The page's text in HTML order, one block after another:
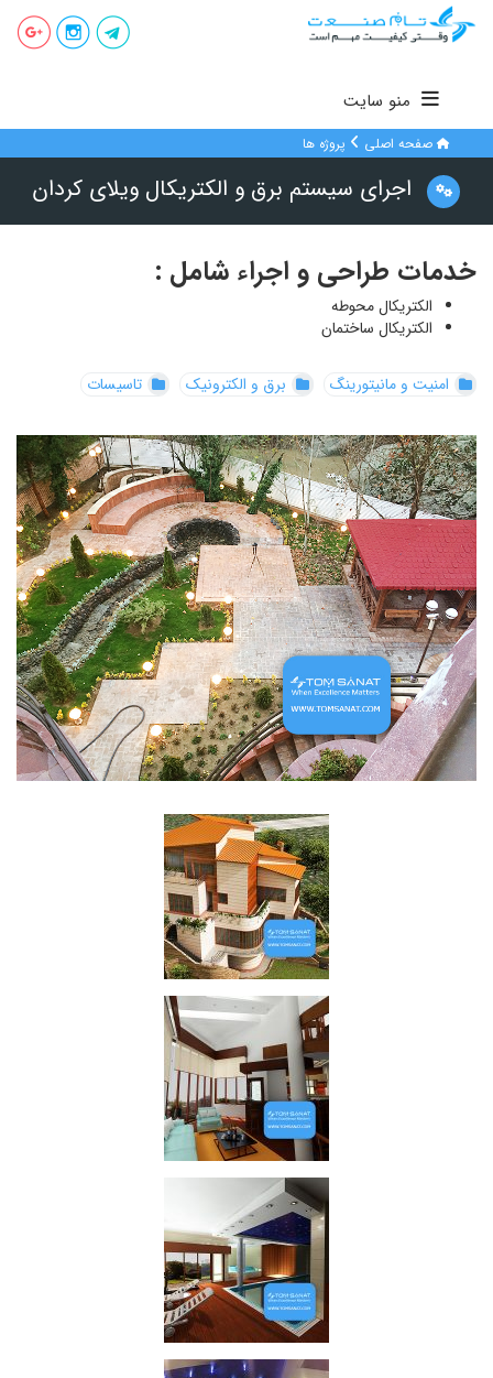
منو سایت
صفحه اصلی پروژه ها
اجرای سیستم برق و الکتریکال ویلای کردان
خدمات طراحی و اجراء شامل :
الکتریکال محوطه
الکتریکال ساختمان
امنیت و مانیتورینگ برق و الکترونیک تاسیسات